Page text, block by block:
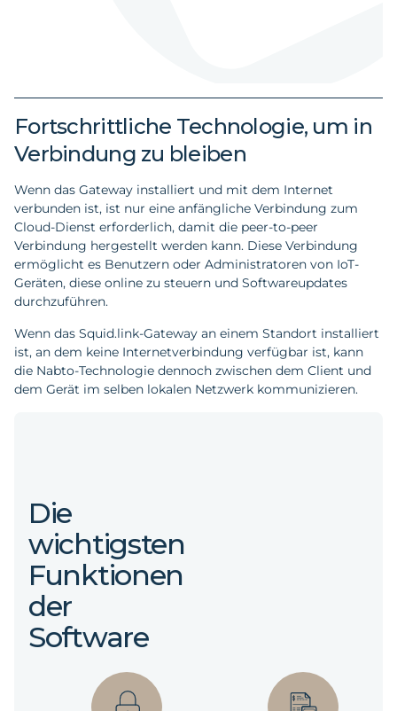
Fortschrittliche Technologie, um in
Verbindung zu bleiben
Wenn das Gateway installiert und mit dem Internet
verbunden ist, ist nur eine anfängliche Verbindung zum
Cloud-Dienst erforderlich, damit die peer-to-peer
Verbindung hergestellt werden kann. Diese Verbindung
ermöglicht es Benutzern oder Administratoren von IoT-
Geräten, diese online zu steuern und Softwareupdates
durchzuführen.
Wenn das Squid.link-Gateway an einem Standort installiert
ist, an dem keine Internetverbindung verfügbar ist, kann
die Nabto-Technologie dennoch zwischen dem Client und
dem Gerät im selben lokalen Netzwerk kommunizieren.
Die
wichtigsten
Funktionen
der
Software